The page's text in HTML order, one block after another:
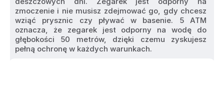
zmoczenie i nie musisz zdejmować go, gdy chcesz
wziąć prysznic czy pływać w basenie. 5 ATM
oznacza, że zegarek jest odporny na wodę do
głębokości 50 metrów, dzięki czemu zyskujesz
pełną ochronę w każdych warunkach.